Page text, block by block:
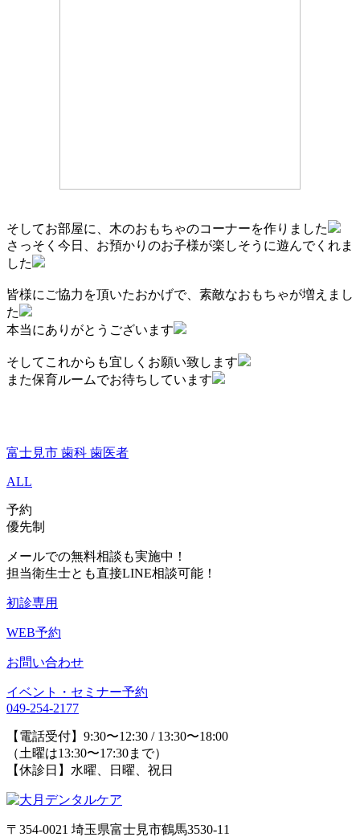
そしてお部屋に、木のおもちゃのコーナーを作りました
さっそく今日、お預かりのお子様が楽しそうに遊んでくれま
した
皆様にご協力を頂いたおかげで、素敵なおもちゃが増えまし
た
本当にありがとうございます
そしてこれからも宜しくお願い致します
また保育ルームでお待ちしています
富士見市 歯科 歯医者
ALL
予約
優先制
メールでの無料相談も実施中！
担当衛生士とも直接LINE相談可能！
初診専用
WEB予約
お問い合わせ
イベント・セミナー予約
049-254-2177
【電話受付】9:30〜12:30 / 13:30〜18:00
（土曜は13:30〜17:30まで）
【休診日】水曜、日曜、祝日
〒354-0021 埼玉県富士見市鶴馬3530-11